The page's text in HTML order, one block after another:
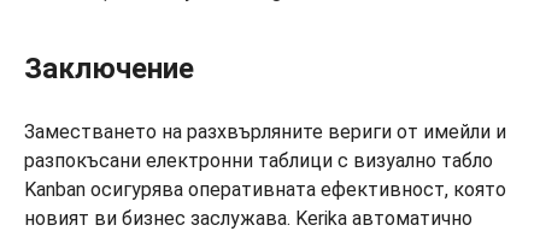
Заключение
Заместването на разхвърляните вериги от имейли и
разпокъсани електронни таблици с визуално табло
Kanban осигурява оперативната ефективност, която
новият ви бизнес заслужава. Kerika автоматично